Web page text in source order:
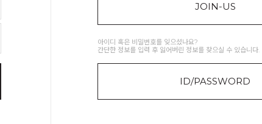
JOIN-US
아이디 혹은 비밀번호를 잊으셨나요?
간단한 정보를 입력 후 잃어버린 정보를 찾으실 수 있습니다.
ID/PASSWORD